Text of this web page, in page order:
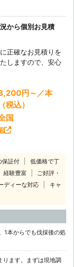
から個別お見積
正確なお見積りを
しますので、安心
円～／本
（税込）
国
保証付
低価格で丁
経験豊富
ご好評・
ディーな対応
キャ
1本からでも伐採後の処
ります。まずは現地調